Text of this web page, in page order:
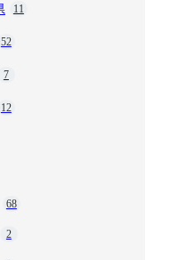
11
52
7
12
68
2